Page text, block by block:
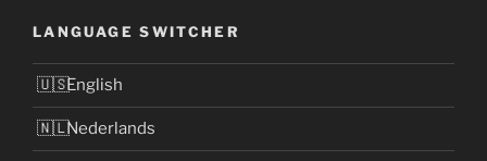
LANGUAGE SWITCHER
English
Nederlands